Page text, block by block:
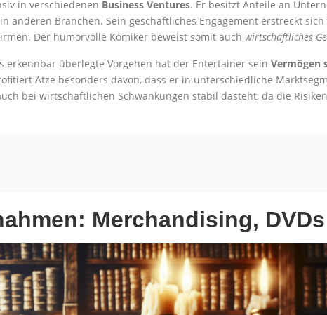
in verschiedenen Business Ventures. Er besitzt Anteile an
anderen Branchen. Sein geschäftliches Engagement erstreckt sich
Der humorvolle Komiker beweist somit auch wirtschaftliches
erkennbar überlegte Vorgehen hat der Entertainer sein Vermögen
Atze besonders davon, dass er in unterschiedliche
bei wirtschaftlichen Schwankungen stabil dasteht, da die
Merchandising, DVDs